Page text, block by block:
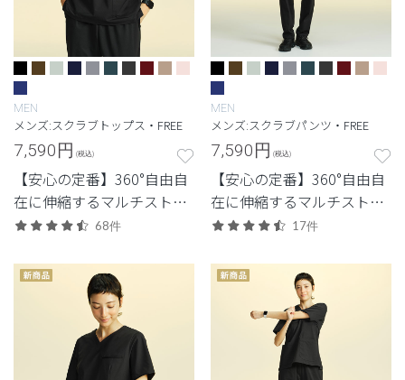
MEN
メンズ:スクラブトップス・FREE
7,590円 (税込)
【安心の定番】360°自由自
在に伸縮するマルチストレ
ッチ素材を使用した定番・
68件
MEN
メンズ:スクラブパンツ・FREE
7,590円 (税込)
【安心の定番】360°自由自
在に伸縮するマルチストレ
ッチ素材を使用した定番・
17件